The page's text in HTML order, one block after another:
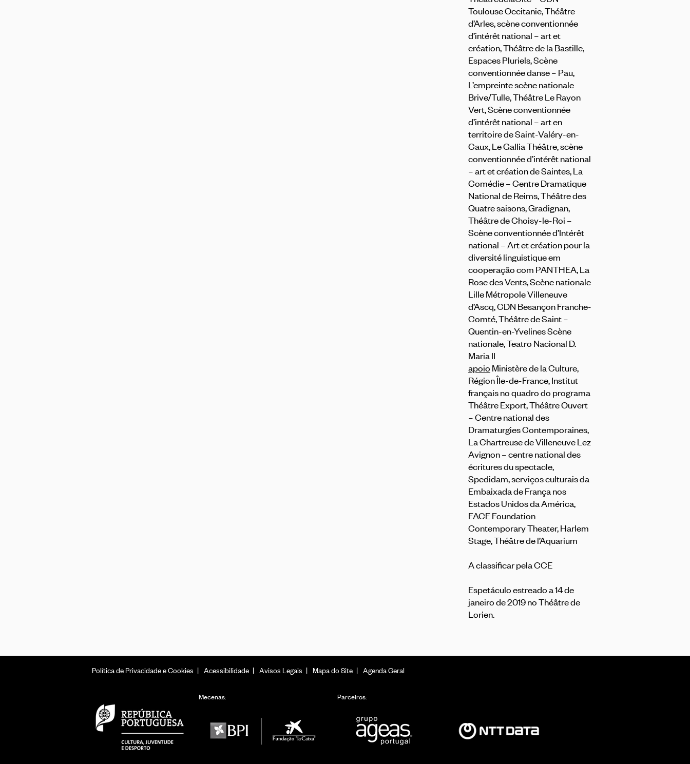
Toulouse Occitanie, Théâtre
d’Arles, scène conventionnée
d’intérêt national – art et
création, Théâtre de la Bastille,
Espaces Pluriels, Scène
conventionnée danse – Pau,
L’empreinte scène nationale
Brive/Tulle, Théâtre Le Rayon
Vert, Scène conventionnée
d’intérêt national – art en
territoire de Saint-Valéry-en-
Caux, Le Gallia Théâtre, scène
conventionnée d’intérêt national
– art et création de Saintes, La
Comédie – Centre Dramatique
National de Reims, Théâtre des
Quatre saisons, Gradignan,
Théâtre de Choisy-le-Roi –
Scène conventionnée d’Intérêt
national – Art et création pour la
diversité linguistique em
cooperação com PANTHEA, La
Rose des Vents, Scène nationale
Lille Métropole Villeneuve
d’Ascq, CDN Besançon Franche-
Comté, Théâtre de Saint –
Quentin-en-Yvelines Scène
nationale, Teatro Nacional D.
Maria II
apoio Ministère de la Culture,
Région Île-de-France, Institut
français no quadro do programa
Théâtre Export, Théâtre Ouvert
– Centre national des
Dramaturgies Contemporaines,
La Chartreuse de Villeneuve Lez
Avignon – centre national des
écritures du spectacle,
Spedidam, serviços culturais da
Embaixada de França nos
Estados Unidos da América,
FACE Foundation
Contemporary Theater, Harlem
Stage, Théâtre de l’Aquarium
A classificar pela CCE
Espetáculo estreado a 14 de
janeiro de 2019 no Théâtre de
Lorien.
Política de Privacidade e Cookies Acessibilidade Avisos Legais Mapa do Site Agenda Geral
Mecenas: Parceiros: